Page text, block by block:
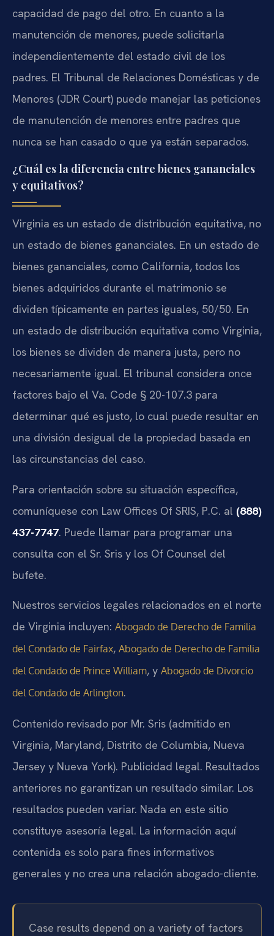
capacidad de pago del otro. En cuanto a la
manutención de menores, puede solicitarla
independientemente del estado civil de los
padres. El Tribunal de Relaciones Domésticas y de
Menores (JDR Court) puede manejar las peticiones
de manutención de menores entre padres que
nunca se han casado o que ya están separados.
¿Cuál es la diferencia entre bienes gananciales
y equitativos?
Virginia es un estado de distribución equitativa, no
un estado de bienes gananciales. En un estado de
bienes gananciales, como California, todos los
bienes adquiridos durante el matrimonio se
dividen típicamente en partes iguales, 50/50. En
un estado de distribución equitativa como Virginia,
los bienes se dividen de manera justa, pero no
necesariamente igual. El tribunal considera once
factores bajo el Va. Code § 20-107.3 para
determinar qué es justo, lo cual puede resultar en
una división desigual de la propiedad basada en
las circunstancias del caso.
Para orientación sobre su situación específica,
comuníquese con Law Offices Of SRIS, P.C. al (888)
437-7747. Puede llamar para programar una
consulta con el Sr. Sris y los Of Counsel del
bufete.
Nuestros servicios legales relacionados en el norte
de Virginia incluyen: Abogado de Derecho de Familia
del Condado de Fairfax, Abogado de Derecho de Familia
del Condado de Prince William, y Abogado de Divorcio
del Condado de Arlington.
Contenido revisado por Mr. Sris (admitido en
Virginia, Maryland, Distrito de Columbia, Nueva
Jersey y Nueva York). Publicidad legal. Resultados
anteriores no garantizan un resultado similar. Los
resultados pueden variar. Nada en este sitio
constituye asesoría legal. La información aquí
contenida es solo para fines informativos
generales y no crea una relación abogado-cliente.
Case results depend on a variety of factors